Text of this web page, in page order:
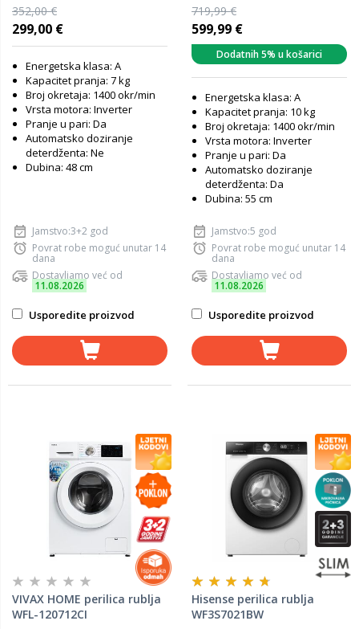
352,00 €
299,00 €
Energetska klasa: A
Kapacitet pranja: 7 kg
Broj okretaja: 1400 okr/min
Vrsta motora: Inverter
Pranje u pari: Da
Automatsko doziranje
deterdženta: Ne
Dubina: 48 cm
Jamstvo:3+2 god
Povrat robe moguć unutar 14
dana
Dostavljamo već od
11.08.2026
Usporedite proizvod
719,99 €
599,99 €
Dodatnih 5% u košarici
Energetska klasa: A
Kapacitet pranja: 10 kg
Broj okretaja: 1400 okr/min
Vrsta motora: Inverter
Pranje u pari: Da
Automatsko doziranje
deterdženta: Da
Dubina: 55 cm
Jamstvo:5 god
Povrat robe moguć unutar 14
dana
Dostavljamo već od
11.08.2026
Usporedite proizvod
VIVAX HOME perilica rublja
WFL-120712CI
Hisense perilica rublja
WF3S7021BW